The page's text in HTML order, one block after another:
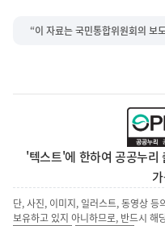
“이 자료는 국민통합위원회의 보
'텍스트'에 한하여 공공누리
단, 사진, 이미지, 일러스트, 동영상
보유하고 있지 아니하므로, 반드시 해